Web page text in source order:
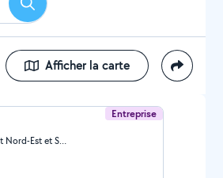
Rechercher
Afficher la carte
Entreprise
Saint-Gély-du-Fesc (Est Nord-Est et Sud-Est)